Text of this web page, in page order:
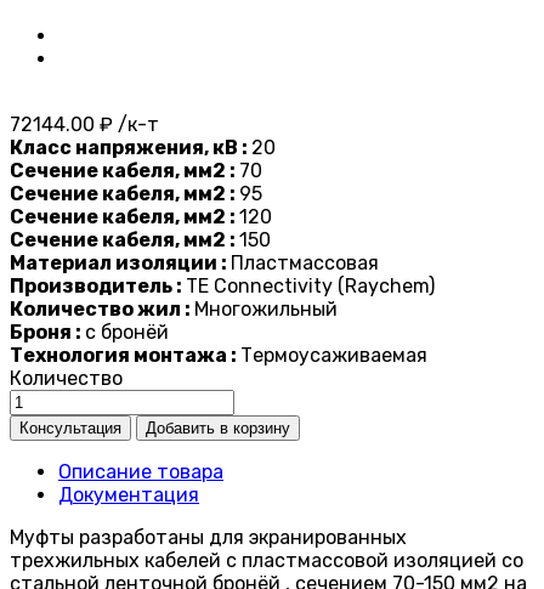
72144.00 ₽ /к-т
Класс напряжения, кВ : 20
Сечение кабеля, мм2 : 70
Сечение кабеля, мм2 : 95
Сечение кабеля, мм2 : 120
Сечение кабеля, мм2 : 150
Материал изоляции : Пластмассовая
Производитель : TE Connectivity (Raychem)
Количество жил : Многожильный
Броня : с бронёй
Технология монтажа : Термоусаживаемая
Количество
Описание товара
Документация
Муфты разработаны для экранированных
трехжильных кабелей с пластмассовой изоляцией со
стальной ленточной бронёй , сечением 70-150 мм2 на